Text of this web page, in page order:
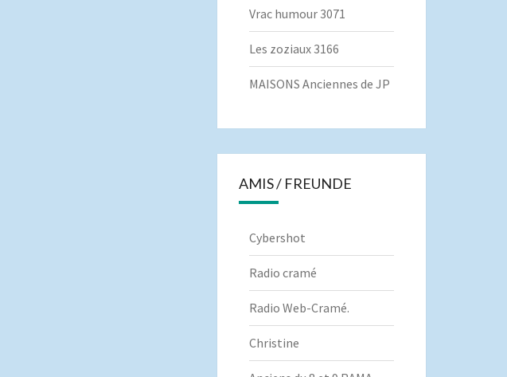
Vrac humour 3071
Les zoziaux 3166
MAISONS Anciennes de JP
AMIS / FREUNDE
Cybershot
Radio cramé
Radio Web-Cramé.
Christine